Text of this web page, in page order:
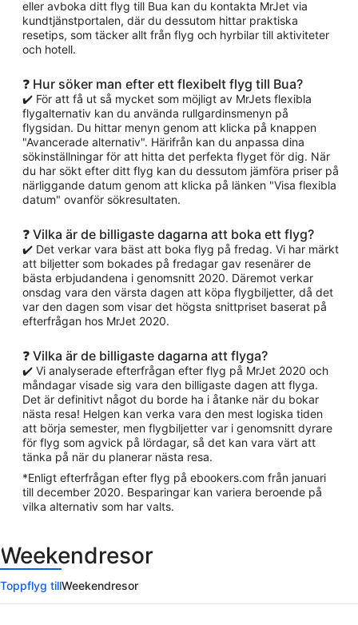
eller avboka ditt flyg till Bua kan du kontakta MrJet via
kundtjänstportalen, där du dessutom hittar praktiska
resetips, som täcker allt från flyg och hyrbilar till aktiviteter
och hotell.
❓ Hur söker man efter ett flexibelt flyg till Bua?
✔️ För att få ut så mycket som möjligt av MrJets flexibla
flygalternativ kan du använda rullgardinsmenyn på
flygsidan. Du hittar menyn genom att klicka på knappen
"Avancerade alternativ". Härifrån kan du anpassa dina
sökinställningar för att hitta det perfekta flyget för dig. När
du har sökt efter ditt flyg kan du dessutom jämföra priser på
närliggande datum genom att klicka på länken "Visa flexibla
datum" ovanför sökresultaten.
❓ Vilka är de billigaste dagarna att boka ett flyg?
✔️ Det verkar vara bäst att boka flyg på fredag. Vi har märkt
att biljetter som bokades på fredagar gav resenärer de
bästa erbjudandena i genomsnitt 2020. Däremot verkar
onsdag vara den värsta dagen att köpa flygbiljetter, då det
var den dagen som visar det högsta snittpriset baserat på
efterfrågan hos MrJet 2020.
❓ Vilka är de billigaste dagarna att flyga?
✔️ Vi analyserade efterfrågan efter flyg på MrJet 2020 och
måndagar visade sig vara den billigaste dagen att flyga.
Det är definitivt något du borde ha i åtanke när du bokar
nästa resa! Helgen kan verka vara den mest logiska tiden
att börja semester, men flygbiljetter var i genomsnitt dyrare
för flyg som agvick på lördagar, så det kan vara värt att
tänka på när du planerar nästa resa.
*Enligt efterfrågan efter flyg på ebookers.com från januari
till december 2020. Besparingar kan variera beroende på
vilka alternativ som har valts.
Weekendresor
Toppflyg tillWeekendresor